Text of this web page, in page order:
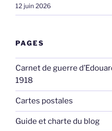
12 juin 2026
PAGES
Carnet de guerre
1918
Cartes postales
Guide et charte du blog